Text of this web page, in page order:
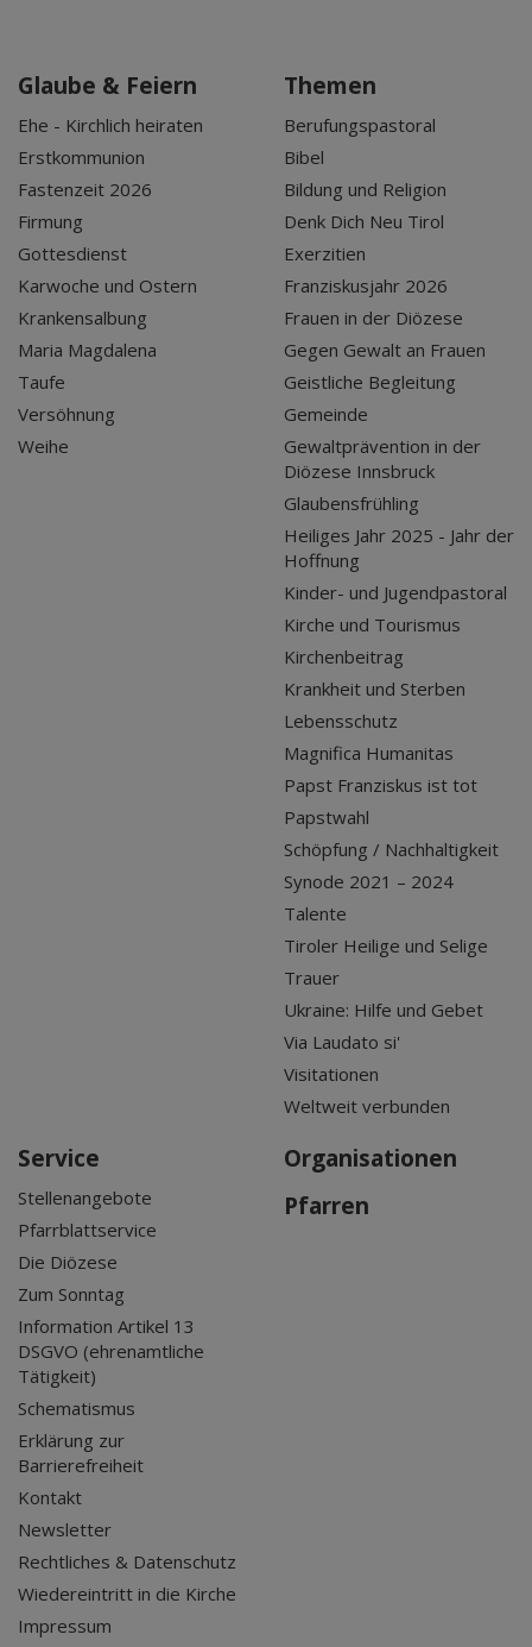
Glaube & Feiern
Ehe - Kirchlich heiraten
Erstkommunion
Fastenzeit 2026
Firmung
Gottesdienst
Karwoche und Ostern
Krankensalbung
Maria Magdalena
Taufe
Versöhnung
Weihe
Themen
Berufungspastoral
Bibel
Bildung und Religion
Denk Dich Neu Tirol
Exerzitien
Franziskusjahr 2026
Frauen in der Diözese
Gegen Gewalt an Frauen
Geistliche Begleitung
Gemeinde
Gewaltprävention in der
Diözese Innsbruck
Glaubensfrühling
Heiliges Jahr 2025 - Jahr der
Hoffnung
Kinder- und Jugendpastoral
Kirche und Tourismus
Kirchenbeitrag
Krankheit und Sterben
Lebensschutz
Magnifica Humanitas
Papst Franziskus ist tot
Papstwahl
Schöpfung / Nachhaltigkeit
Synode 2021 – 2024
Talente
Tiroler Heilige und Selige
Trauer
Ukraine: Hilfe und Gebet
Via Laudato si'
Visitationen
Weltweit verbunden
Service
Stellenangebote
Pfarrblattservice
Die Diözese
Zum Sonntag
Information Artikel 13
DSGVO (ehrenamtliche
Tätigkeit)
Schematismus
Erklärung zur
Barrierefreiheit
Kontakt
Newsletter
Rechtliches & Datenschutz
Wiedereintritt in die Kirche
Impressum
Organisationen
Pfarren